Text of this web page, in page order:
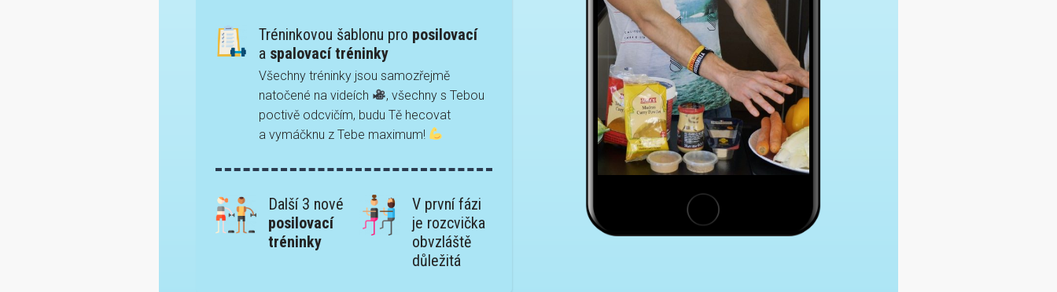
Tréninkovou šablonu pro posilovací
a spalovací tréninky
Všechny tréninky jsou samozřejmě
natočené na videích
, všechny s Tebou
poctivě odcvičím, budu Tě hecovat
a vymáčknu z Tebe maximum!
Další 3 nové
posilovací
tréninky
V první fázi
je rozcvička
obvzláště
důležitá